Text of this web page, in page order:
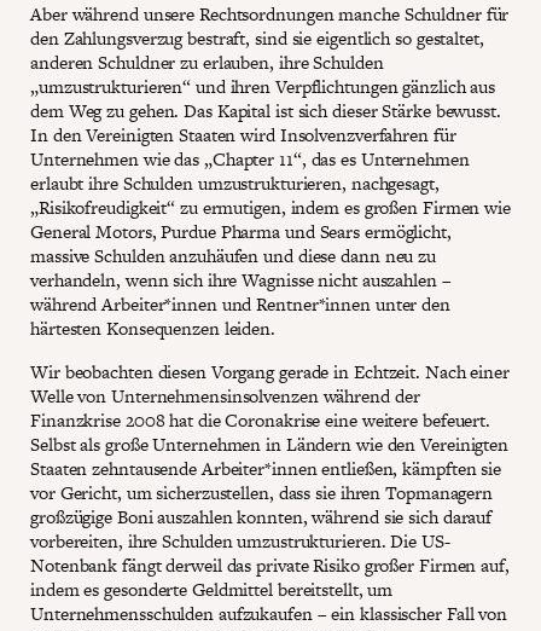
Aber während unsere Rechtsordnungen manche Schuldner für
den Zahlungsverzug bestraft, sind sie eigentlich so gestaltet,
anderen Schuldner zu erlauben, ihre Schulden
„umzustrukturieren“ und ihren Verpflichtungen gänzlich aus
dem Weg zu gehen. Das Kapital ist sich dieser Stärke bewusst.
In den Vereinigten Staaten wird Insolvenzverfahren für
Unternehmen wie das „Chapter 11“, das es Unternehmen
erlaubt ihre Schulden umzustrukturieren, nachgesagt,
„Risikofreudigkeit“ zu ermutigen, indem es großen Firmen wie
General Motors, Purdue Pharma und Sears ermöglicht,
massive Schulden anzuhäufen und diese dann neu zu
verhandeln, wenn sich ihre Wagnisse nicht auszahlen –
während Arbeiter*innen und Rentner*innen unter den
härtesten Konsequenzen leiden.
Wir beobachten diesen Vorgang gerade in Echtzeit. Nach einer
Welle von Unternehmensinsolvenzen während der
Finanzkrise 2008 hat die Coronakrise eine weitere befeuert.
Selbst als große Unternehmen in Ländern wie den Vereinigten
Staaten zehntausende Arbeiter*innen entließen, kämpften sie
vor Gericht, um sicherzustellen, dass sie ihren Topmanagern
großzügige Boni auszahlen konnten, während sie sich darauf
vorbereiten, ihre Schulden umzustrukturieren. Die US-
Notenbank fängt derweil das private Risiko großer Firmen auf,
indem es gesonderte Geldmittel bereitstellt, um
Unternehmensschulden aufzukaufen – ein klassischer Fall von